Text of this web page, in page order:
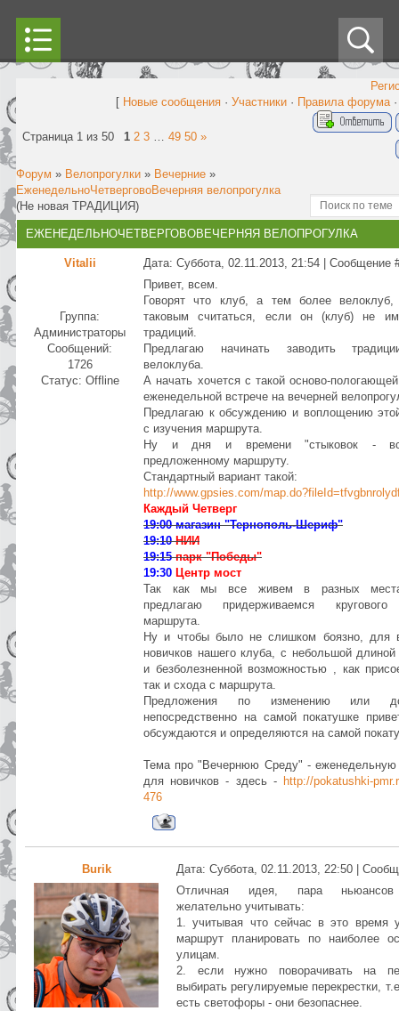
[ Новые сообщения · Участники · Правила форума
Страница 1 из 50 1 2 3 … 49 50 »
Форум » Велопрогулки » Вечерние »
ЕженедельноЧетверговоВечерняя велопрогулка
(Не новая ТРАДИЦИЯ)
ЕЖЕНЕДЕЛЬНОЧЕТВЕРГОВОВЕЧЕРНЯЯ ВЕЛОПРОГУЛКА
Vitalii Дата: Суббота, 02.11.2013, 21:54 | Сообщение
Группа:
Администраторы
Сообщений:
1726
Статус: Offline
Привет, всем.
Говорят что клуб, а тем более
таковым считаться, если он (клуб) не
традиций.
Предлагаю начинать заводить
велоклуба.
А начать хочется с такой осново-
еженедельной встрече на вечерней
Предлагаю к обсуждению и воплощению
с изучения маршрута.
Ну и дня и времени "стыковок -
предложенному маршруту.
Стандартный вариант такой:
http://www.gpsies.com/
Каждый Четверг
19:00 магазин "Тернополь-Шериф"
19:10 НИИ
19:15 парк "Победы"
19:30 Центр мост
Так как мы все живем в разных
предлагаю придерживаемся кругового
маршрута.
Ну и чтобы было не слишком боязно, для
новичков нашего клуба, с небольшой длиной
и безболезненной возможностью , как
так и схода с маршрута.
Предложения по изменению или
непосредственно на самой покатушке
обсуждаются и определяются на самой
Тема про "Вечернюю Среду" - еженедельную
для новичков - здесь - http://pokatushki-
476
Burik Дата: Суббота, 02.11.2013, 22:50 |
Отличная идея, пара ньюансов
желательно учитывать:
1. учитывая что сейчас в это время
маршрут планировать по наиболее
улицам.
2. если нужно поворачивать на
выбирать регулируемые перекрестки,
есть светофоры - они безопаснее.